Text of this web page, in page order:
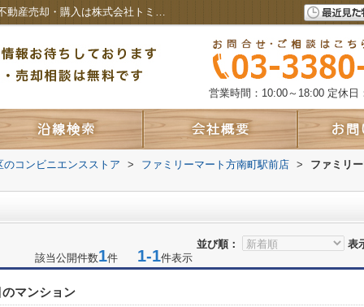
ファミリーマート方南町駅前店周辺の物件一覧｜中野区・杉並区の不動産売却・購入は株式会社トミタ アイホーム
営業時間：10:00～18:00 定休日
のコンビニエンスストア > ファミリーマート方南町駅前店 >
ファミリ
並び順： 表
該当公開件数1件 1-1件表示
マンション